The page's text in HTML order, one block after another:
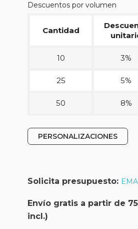
Descuentos por volumen
Cantidad
10 3%
25 5%
50 8%
PERSONALIZACIONES
Solicita presupuesto:
Envío gratis a partir de
incl.)